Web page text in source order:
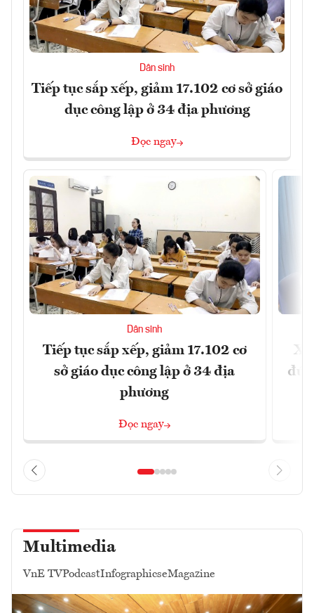
Dân sinh
Tiếp tục sắp xếp, giảm 17.102 cơ sở giáo
dục công lập ở 34 địa phương
Đọc ngay
Dân sinh
Tiếp tục sắp xếp, giảm 17.102 cơ
sở giáo dục công lập ở 34 địa
phương
Đọc ngay
Multimedia
VnE TVPodcastInfographicseMagazine